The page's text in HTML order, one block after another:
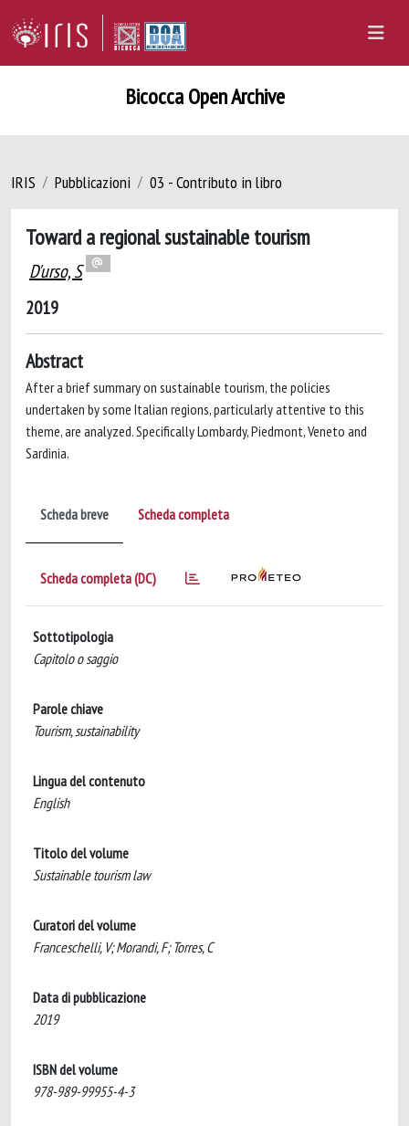
Bicocca Open Archive
IRIS Pubblicazioni 03 - Contributo in libro
Toward a regional sustainable tourism
D'urso, S
2019
Abstract
After a brief summary on sustainable tourism, the policies
undertaken by some Italian regions, particularly attentive to this
theme, are analyzed. Specifically Lombardy, Piedmont, Veneto and
Sardinia.
Scheda breve Scheda completa
Scheda completa (DC)
Sottotipologia
Capitolo o saggio
Parole chiave
Tourism, sustainability
Lingua del contenuto
English
Titolo del volume
Sustainable tourism law
Curatori del volume
Franceschelli, V; Morandi, F; Torres, C
Data di pubblicazione
2019
ISBN del volume
978-989-99955-4-3